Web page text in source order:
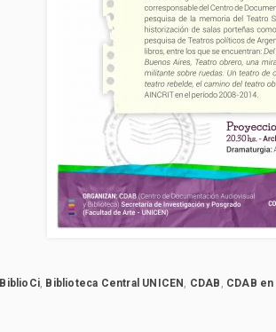
BiblioCi, Biblioteca Central UNICEN , CDAB , CDAB